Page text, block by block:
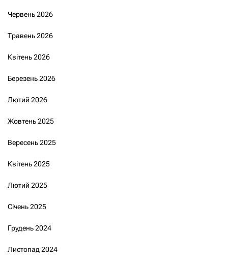
Червень 2026
Травень 2026
Квітень 2026
Березень 2026
Лютий 2026
Жовтень 2025
Вересень 2025
Квітень 2025
Лютий 2025
Січень 2025
Грудень 2024
Листопад 2024